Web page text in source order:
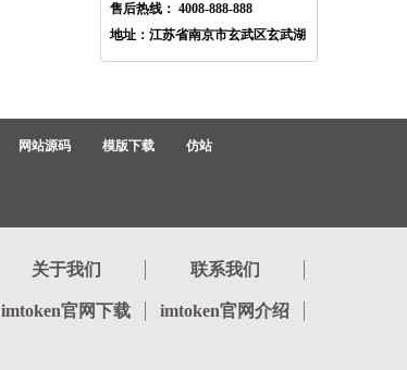
售后热线： 4008-888-888
地址：江苏省南京市玄武区玄武湖
网站源码 模版下载 仿站
关于我们 联系我们
imtoken官网下载 imtoken官网介绍